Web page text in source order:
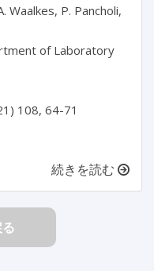
Waalkes, P. Pancholi,
of Laboratory
108, 64-71
続きを読む